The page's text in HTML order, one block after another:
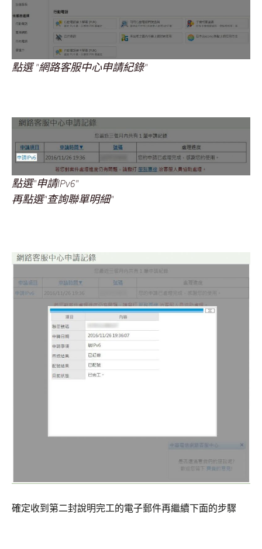
點選 "網路客服中心申請紀錄"
點選"申請IPv6"
再點選"查詢聯單明細"
確定收到第二封說明完工的電子郵件再繼續下面的步驟